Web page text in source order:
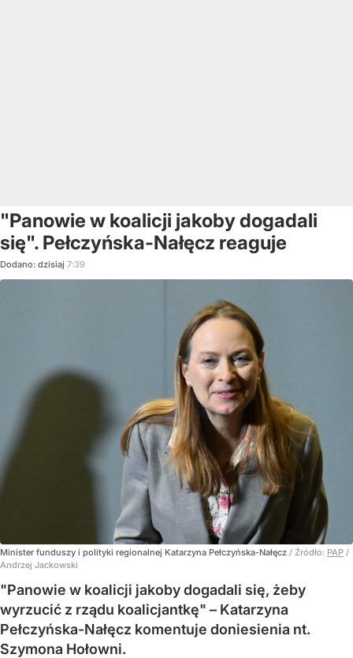
"Panowie w koalicji jakoby dogadali
się". Pełczyńska-Nałęcz reaguje
Dodano: dzisiaj 7:39
Minister funduszy i polityki regionalnej Katarzyna Pełczyńska-Nałęcz / Źródło: PAP /
Andrzej Jackowski
"Panowie w koalicji jakoby dogadali się, żeby
wyrzucić z rządu koalicjantkę" – Katarzyna
Pełczyńska-Nałęcz komentuje doniesienia nt.
Szymona Hołowni.